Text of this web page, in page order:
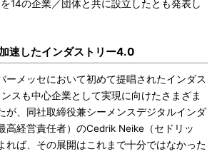
を14の企業／団体と共に設立したとも発表し
速したインダストリー4.0
ーメッセにおいて初めて提唱されたインダス
スも中心企業として実現に向けたさまざま
が、同社取締役兼シーメンスデジタルインダ
高経営責任者）のCedrik Neike（セドリッ
れば、その展開はこれまで十分ではなかった